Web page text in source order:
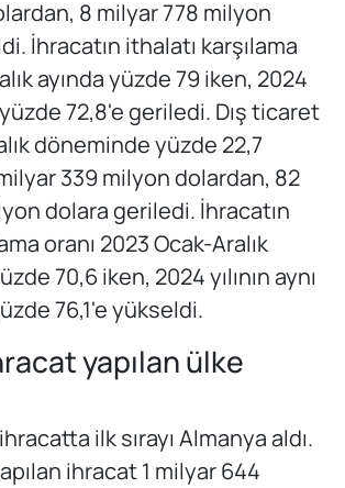
8 milyar 778 milyon
İhracatın ithalatı karşılama
ayında yüzde 79 iken, 2024
yüzde 72,8'e geriledi. Dış ticaret
döneminde yüzde 22,7
339 milyon dolardan, 82
dolara geriledi. İhracatın
oranı 2023 Ocak-Aralık
70,6 iken, 2024 yılının aynı
76,1'e yükseldi.
yapılan ülke
ilk sırayı Almanya aldı.
ihracat 1 milyar 644